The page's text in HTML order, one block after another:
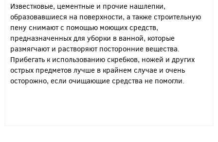
Известковые, цементные и прочие нашлепки,
образовавшиеся на поверхности, а также строительную
пену снимают с помощью моющих средств,
предназначенных для уборки в ванной, которые
размягчают и растворяют посторонние вещества.
Прибегать к использованию скребков, ножей и других
острых предметов лучше в крайнем случае и очень
осторожно, если очищающие средства не помогли.